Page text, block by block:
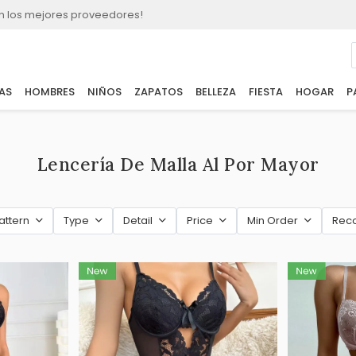
los mejores proveedores!
HOMBRES NIÑOS ZAPATOS BELLEZA FIESTA HOGAR
Lencería De Malla Al Por Mayor
Type Detail Price Min Order